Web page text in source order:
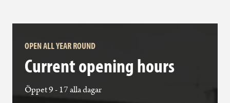
OPEN ALL YEAR ROUND
Current opening hours
Öppet 9 - 17 alla dagar